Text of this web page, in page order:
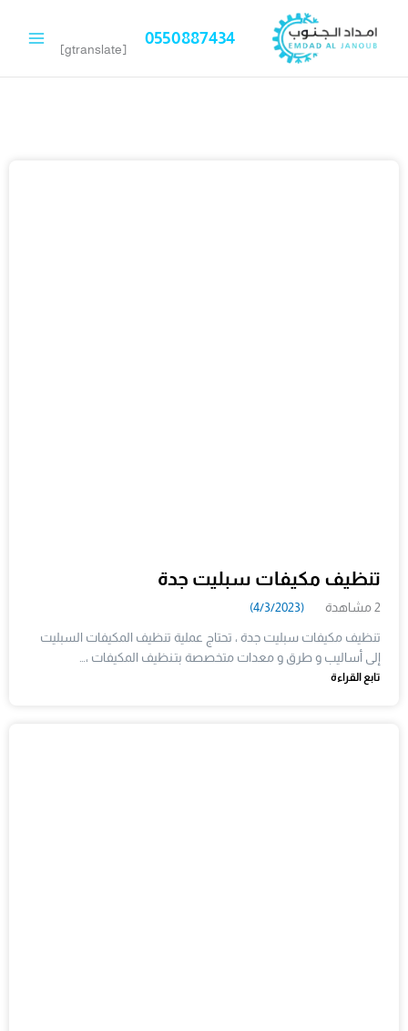
المحتوى
0550887434
[gtranslate]
تنظيف مكيفات سبليت جدة
2 مشاهدة (4/3/2023)
تنظيف مكيفات سبليت جدة ، تحتاج عملية تنظيف المكيفات السبليت
إلى أساليب و طرق و معدات متخصصة بتـنظيف المكيفات ،…
تابع القراءة